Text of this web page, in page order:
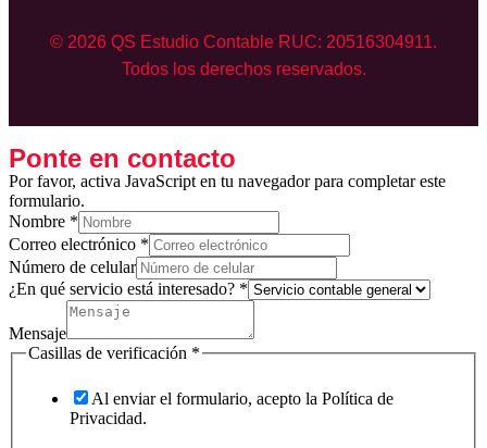
© 2026 QS Estudio Contable RUC: 20516304911.
Todos los derechos reservados.
Ponte en contacto
Por favor, activa JavaScript en tu navegador para completar este
formulario.
verificación
Mensaje
electrónico
Nombre *
Correo electrónico *
Número de celular
¿En qué servicio está interesado? *
Mensaje
Casillas de verificación *
Al enviar el formulario, acepto la Política de
Privacidad.